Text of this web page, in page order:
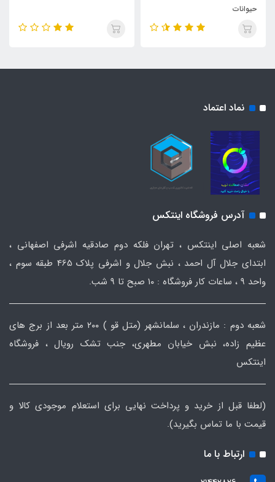
حیوانات
نماد اعتماد
آدرس فروشگاه اینتکس
شعبه اصلی اینتکس ، تهران فلکه دوم صادقیه اشرفی اصفهانی ،
ابتدای جلال آل احمد ، نبش جلال و اشرفی پلاک 465 طبقه سوم ،
واحد ۹ ، ساعات کار فروشگاه : ۱۰ صبح تا ۹ شب.
شعبه دوم : مازندران ، سلمانشهر (متل قو ) ۲۰۰ متر بعد از برج های
عظیم زاده، نبش خیابان مطهری، جنب تشک رویال ، فروشگاه
اینتکس
(لطفا قبل از خرید و پرداخت نهایی برای استعلام موجودی کالا و
قیمت با ما تماس بگیرید).
ارتباط با ما